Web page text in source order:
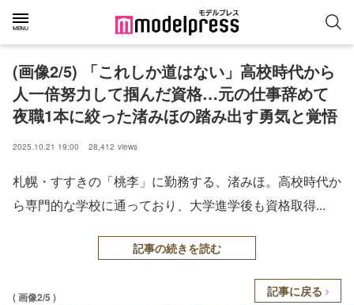
(画像2/5) 「これしか道はない」高校時代から
人一倍努力して掴んだ資格…元の仕事辞めて
夜職1本に絞った渚みほの踏み出す勇気と覚悟
2025.10.21 19:00 28,412 views
札幌・すすきの「桃李」に勤務する、渚みほ。高校時代か
ら専門的な学校に通っており、大学進学後も資格取得...
記事の続きを読む
( 画像2/5 ) 記事に戻る